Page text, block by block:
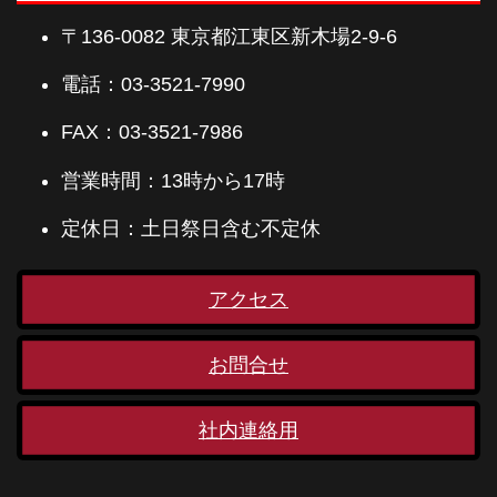
〒136-0082 東京都江東区新木場2-9-6
電話：03-3521-7990
FAX：03-3521-7986
営業時間：13時から17時
定休日：土日祭日含む不定休
アクセス
お問合せ
社内連絡用